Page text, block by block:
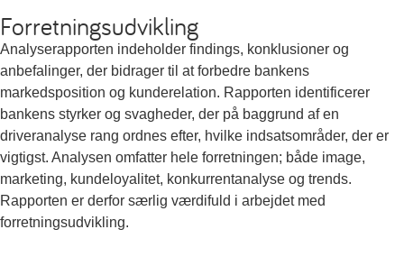
Forretningsudvikling
Analyserapporten indeholder findings, konklusioner og
anbefalinger, der bidrager til at forbedre bankens
markedsposition og kunderelation. Rapporten identificerer
bankens styrker og svagheder, der på baggrund af en
driveranalyse rang ordnes efter, hvilke indsatsområder, der er
vigtigst. Analysen omfatter hele forretningen; både image,
marketing, kundeloyalitet, konkurrentanalyse og trends.
Rapporten er derfor særlig værdifuld i arbejdet med
forretningsudvikling.